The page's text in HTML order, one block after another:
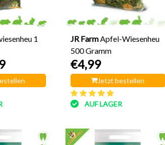
1
JR Farm Apfel-Wiesenheu
500 Gramm
€4,99
Jetzt bestellen
AUF LAGER